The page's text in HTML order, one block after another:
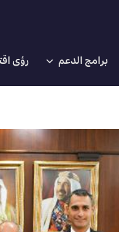
برامج الدعم رؤى